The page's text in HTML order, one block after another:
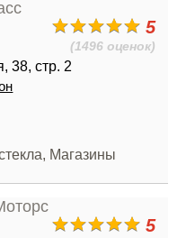
5
(1496 оценок)
38, стр. 2
Магазины
5